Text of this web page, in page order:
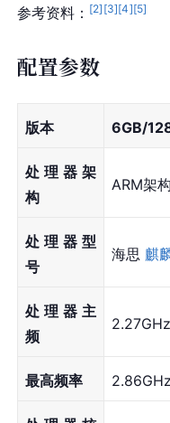
参考资料： [2] [3][4][5]
配置参数
版本 6GB/
处理器架
构
ARM架
处理器型
号
海思 麒
处理器主
频
2.27GHz
最高频率